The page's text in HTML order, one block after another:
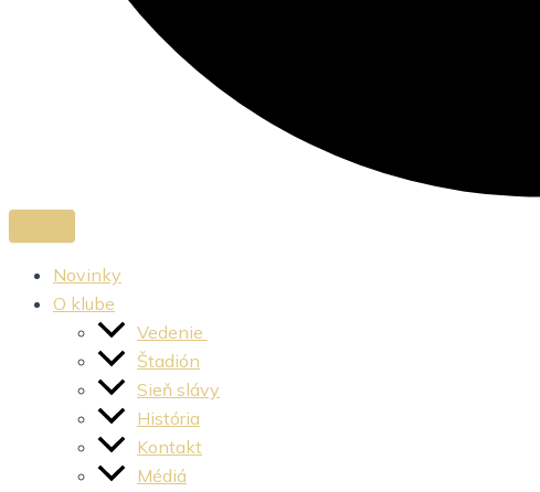
Novinky
O klube
Vedenie
Štadión
Sieň slávy
História
Kontakt
Médiá